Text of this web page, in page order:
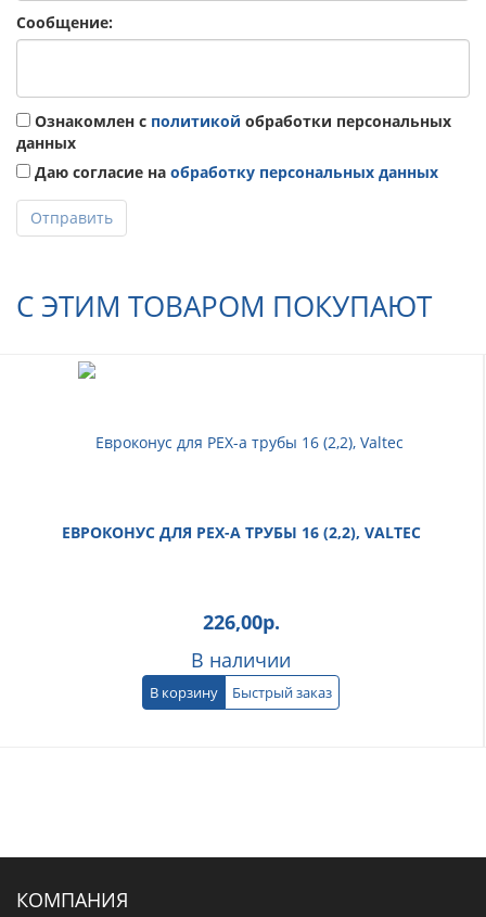
Сообщение:
Ознакомлен с политикой обработки персональных
данных
Даю согласие на обработку персональных данных
Отправить
С ЭТИМ ТОВАРОМ ПОКУПАЮТ
ЕВРОКОНУС ДЛЯ PEX-А ТРУБЫ 16 (2,2), VALTEC
226,00р.
В наличии
В корзину Быстрый заказ
КОМПАНИЯ